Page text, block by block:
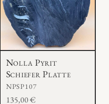
Nolla Pyrit
Schiefer Platte
NPSP107
135,00€